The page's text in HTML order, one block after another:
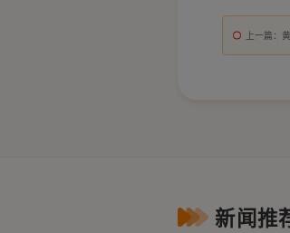
上一篇 ：
新闻推